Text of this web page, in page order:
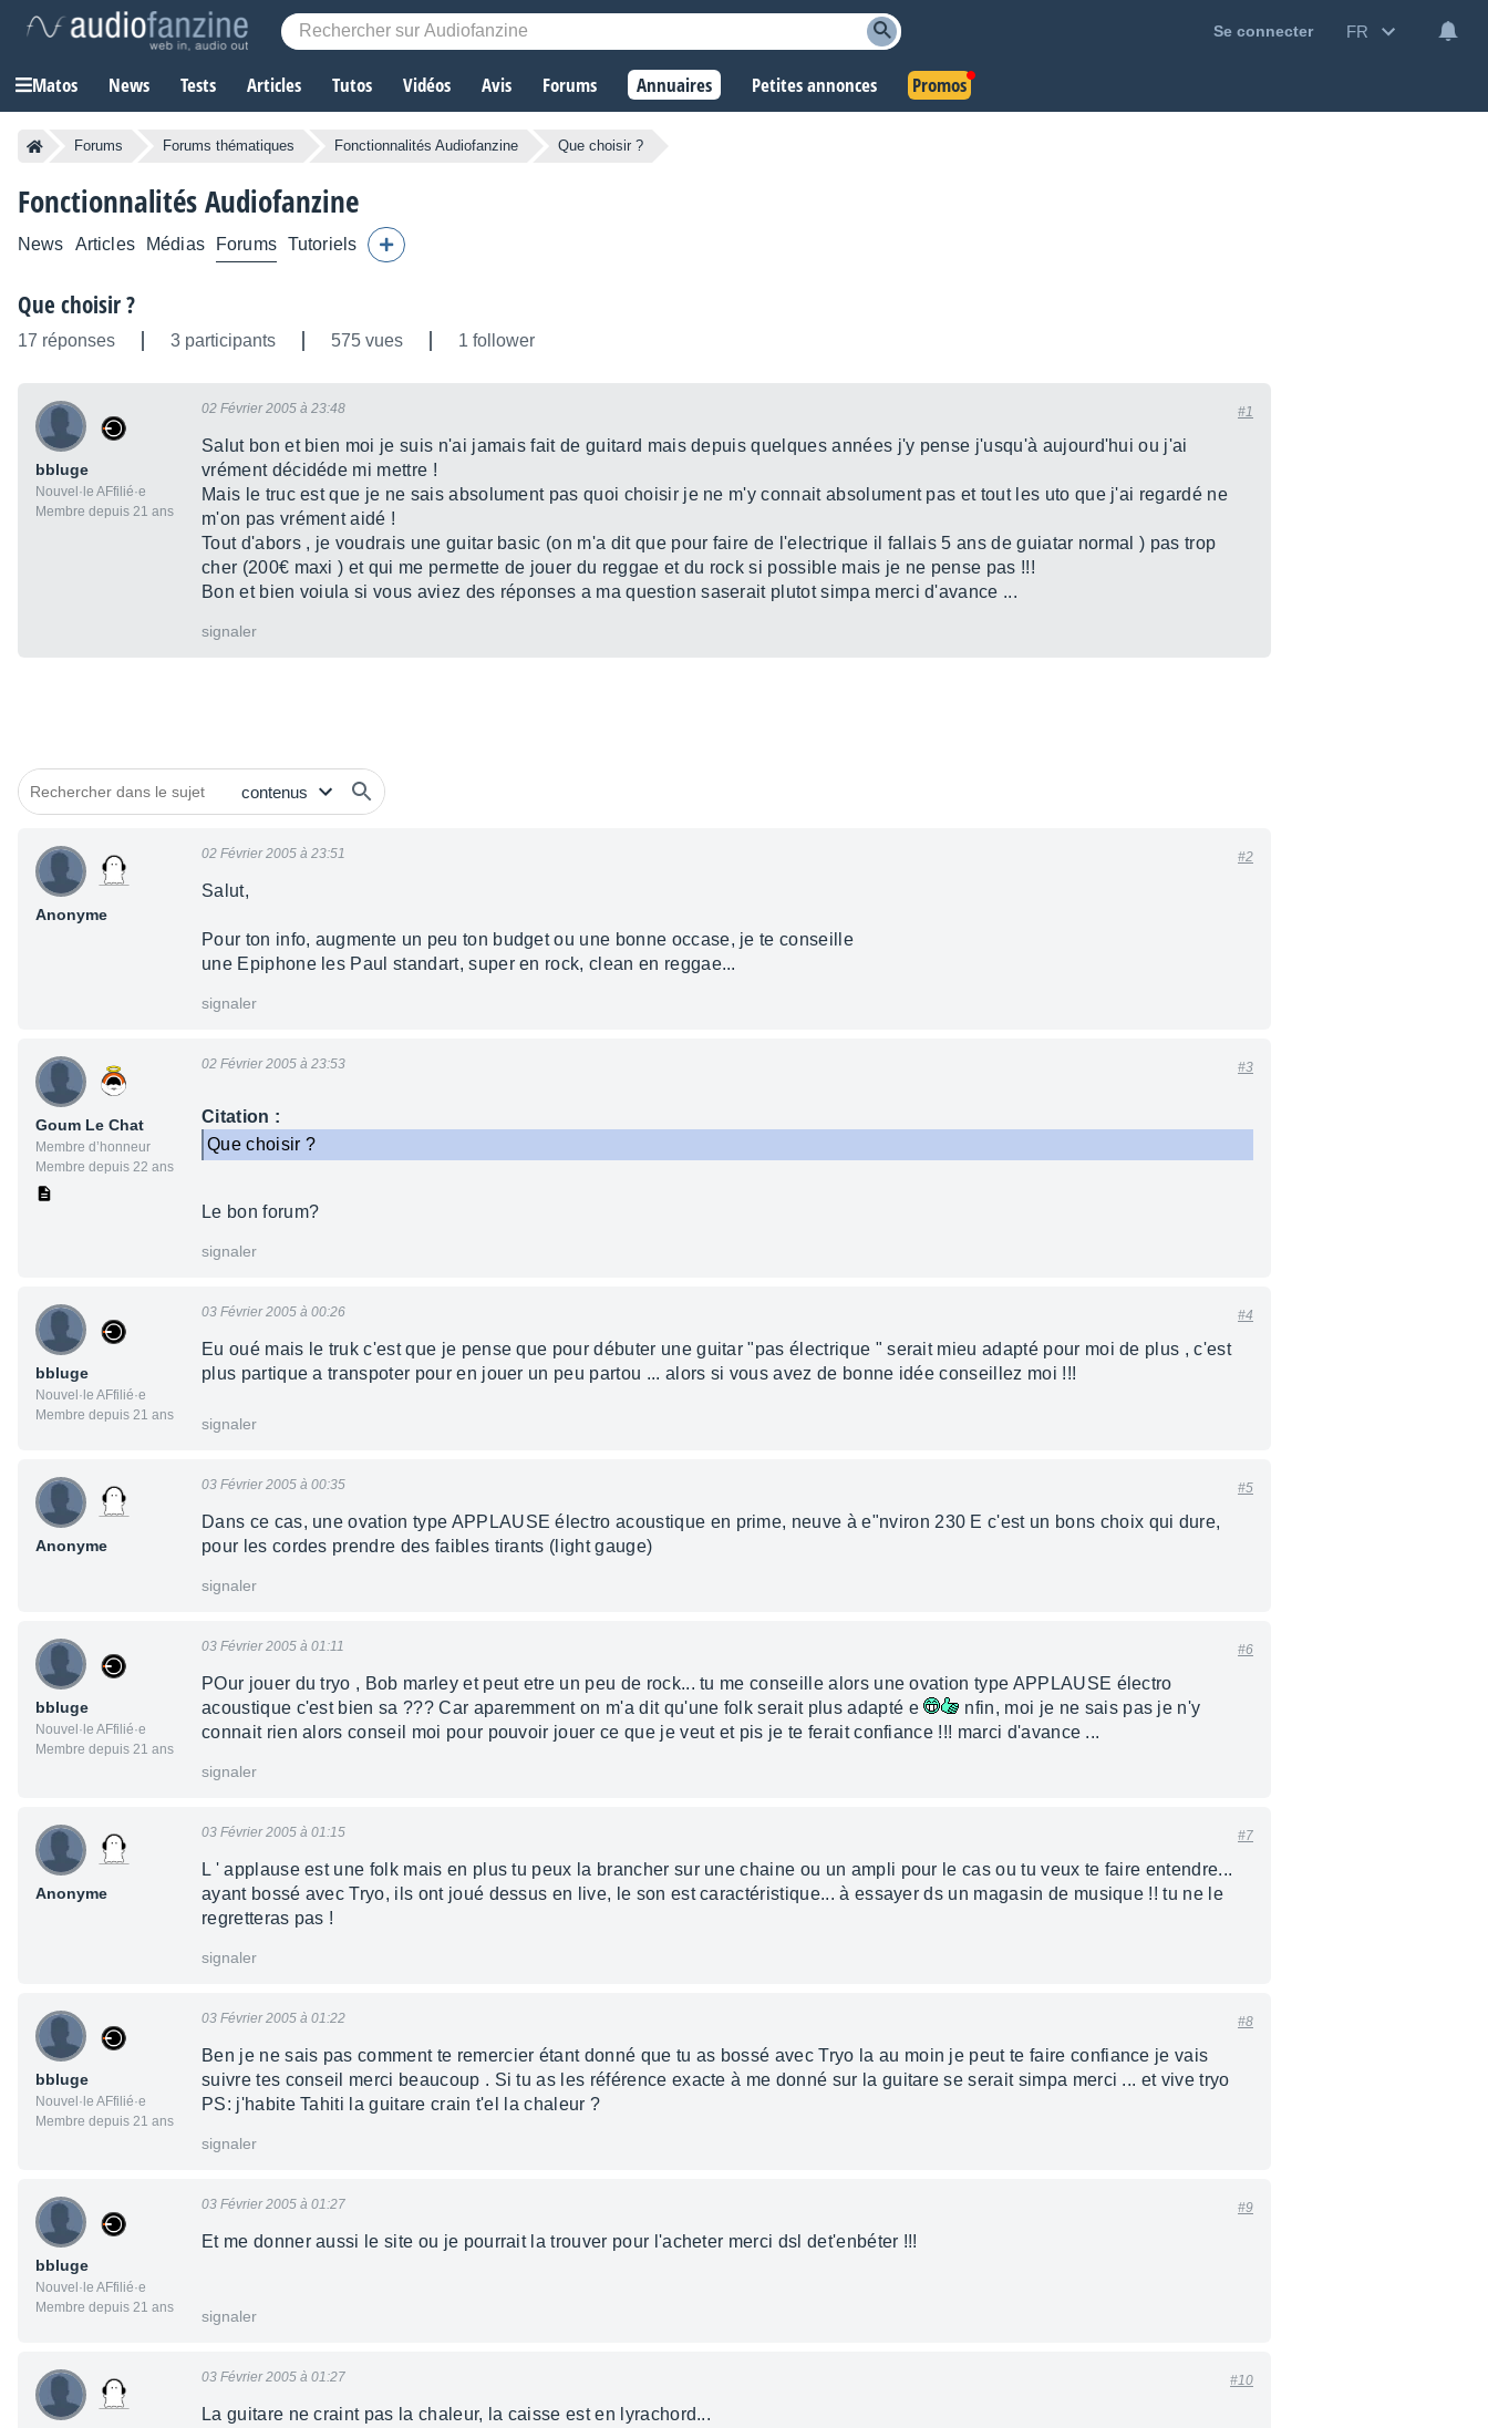
Se connecter FR
Matos News Tests Articles Tutos Vidéos Avis Forums Annuaires Petites annonces Promos
Forums Forums thématiques Fonctionnalités Audiofanzine Que choisir ?
Fonctionnalités Audiofanzine
News Articles Médias Forums Tutoriels
Que choisir ?
17 réponses 3 participants 575 vues 1 follower
bbluge
Nouvel·le AFfilié·e
Membre depuis 21 ans
02 Février 2005 à 23:48 #1
Salut bon et bien moi je suis n'ai jamais fait de guitard mais depuis quelques années j'y pense j'usqu'à aujourd'hui ou j'ai
vrément décidéde mi mettre !
Mais le truc est que je ne sais absolument pas quoi choisir je ne m'y connait absolument pas et tout les uto que j'ai regardé ne
m'on pas vrément aidé !
Tout d'abors , je voudrais une guitar basic (on m'a dit que pour faire de l'electrique il fallais 5 ans de guiatar normal ) pas trop
cher (200€ maxi ) et qui me permette de jouer du reggae et du rock si possible mais je ne pense pas !!!
Bon et bien voiula si vous aviez des réponses a ma question saserait plutot simpa merci d'avance ...
signaler
Anonyme
02 Février 2005 à 23:51 #2
Salut,
Pour ton info, augmente un peu ton budget ou une bonne occase, je te conseille
une Epiphone les Paul standart, super en rock, clean en reggae...
signaler
Goum Le Chat
Membre d’honneur
Membre depuis 22 ans
02 Février 2005 à 23:53 #3
Citation :
Que choisir ?
Le bon forum?
signaler
bbluge
Nouvel·le AFfilié·e
Membre depuis 21 ans
03 Février 2005 à 00:26 #4
Eu oué mais le truk c'est que je pense que pour débuter une guitar "pas électrique " serait mieu adapté pour moi de plus , c'est
plus partique a transpoter pour en jouer un peu partou ... alors si vous avez de bonne idée conseillez moi !!!
signaler
Anonyme
03 Février 2005 à 00:35 #5
Dans ce cas, une ovation type APPLAUSE électro acoustique en prime, neuve à e"nviron 230 E c'est un bons choix qui dure,
pour les cordes prendre des faibles tirants (light gauge)
signaler
bbluge
Nouvel·le AFfilié·e
Membre depuis 21 ans
03 Février 2005 à 01:11 #6
POur jouer du tryo , Bob marley et peut etre un peu de rock... tu me conseille alors une ovation type APPLAUSE électro
acoustique c'est bien sa ??? Car aparemment on m'a dit qu'une folk serait plus adapté e
nfin, moi je ne sais pas je n'y
connait rien alors conseil moi pour pouvoir jouer ce que je veut et pis je te ferait confiance !!! marci d'avance ...
signaler
Anonyme
03 Février 2005 à 01:15 #7
L ' applause est une folk mais en plus tu peux la brancher sur une chaine ou un ampli pour le cas ou tu veux te faire entendre...
ayant bossé avec Tryo, ils ont joué dessus en live, le son est caractéristique... à essayer ds un magasin de musique !! tu ne le
regretteras pas !
signaler
bbluge
Nouvel·le AFfilié·e
Membre depuis 21 ans
03 Février 2005 à 01:22 #8
Ben je ne sais pas comment te remercier étant donné que tu as bossé avec Tryo la au moin je peut te faire confiance je vais
suivre tes conseil merci beaucoup . Si tu as les référence exacte à me donné sur la guitare se serait simpa merci ... et vive tryo
PS: j'habite Tahiti la guitare crain t'el la chaleur ?
signaler
bbluge
Nouvel·le AFfilié·e
Membre depuis 21 ans
03 Février 2005 à 01:27 #9
Et me donner aussi le site ou je pourrait la trouver pour l'acheter merci dsl det'enbéter !!!
signaler
03 Février 2005 à 01:27 #10
La guitare ne craint pas la chaleur, la caisse est en lyrachord...